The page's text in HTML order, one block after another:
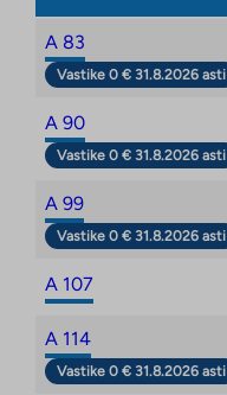
A 83
Vastike 0 € 31.8.2026 asti
A 90
Vastike 0 € 31.8.2026 asti
A 99
Vastike 0 € 31.8.2026 asti
A 107
A 114
Vastike 0 € 31.8.2026 asti